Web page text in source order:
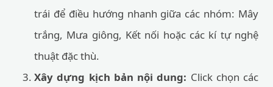
trái để điều hướng nhanh giữa các nhóm: Mây
trắng, Mưa giông, Kết nối hoặc các kí tự nghệ
thuật đặc thù.
Xây dựng kịch bản nội dung: Click chọn các